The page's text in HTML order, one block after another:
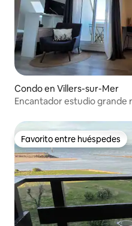
Condo en Villers-sur-Mer
Encantador estudio
Favorito entre huéspedes
Favorito entre huéspedes